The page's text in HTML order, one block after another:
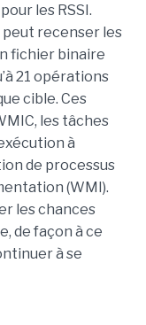
les RSSI.
peut recenser les
fichier binaire
21 opérations
cible. Ces
les tâches
à
de processus
(WMI).
les chances
de façon à ce
à se